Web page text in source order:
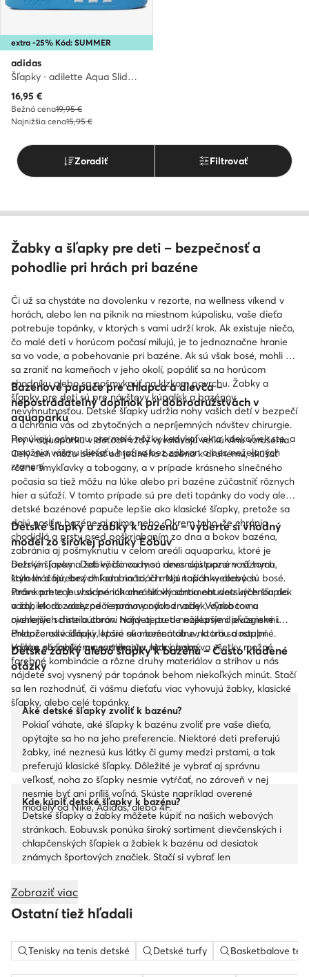
extra -25% Kód: SUMMER
adidas
Šľapky · adilette Aqua Slides Kids ID2621 · Modrá
Aktuálna cena
16,95 €
Bežná cena19,95 €
Najnižšia cena15,95 €
Zoradiť Filtrovať
Žabky a šľapky pre deti – bezpečnosť a
pohodlie pri hrách pri bazéne
Či už sa chystáte na dovolenku v rezorte, na wellness víkend v
horách, alebo len na piknik na miestnom kúpalisku, vaše dieťa
potrebuje topánky, v ktorých s vami udrží krok. Ak existuje niečo,
čo malé deti v horúcom počasí milujú, je to jednoznačne hranie
sa vo vode, a pobehovanie pri bazéne. Ak sú však bosé, mohli by
sa zraniť na kameňoch v jeho okolí, popáliť sa na horúcom
chodníku alebo sa pošmyknúť na klzkom povrchu. Žabky a
šľapky pre deti sú pre návštevy kúpalísk a bazénov
nevyhnutnosťou. Detské šľapky udržia nohy vašich detí v bezpečí
a uchránia vás od zbytočných a nepríjemných návštev chirurgie.
Ponúkajú ochranu pre malé nôžky kedykoľvek a kdekoľvek ste, a
umožnia vášmu dieťaťu hrať sa bez zábran a bez neželaných
zranení.
Bazénové papuče pre chlapca a dievča –
nepostrádateľný doplnok pri dobrodružstvách v
aquaparku
Hry v aquaparku v deťoch vždy vyvolávajú veľkú vlnu vzrušenia.
Celý deň môžu behať od jedného bazéna k druhému, skúšať
rôzne šmykľavky a tobogany, a v prípade krásneho slnečného
počasia sa tiež môžu na lúke alebo pri bazéne zúčastniť rôznych
hier a súťaží. V tomto prípade sú pre deti topánky do vody alebo
detské bazénové papuče lepšie ako klasické šľapky, pretože sa
dajú nosiť v bazéne aj mimo neho. Okrem toho, že chránia
chodidlá a prsty pred poškriabaním zo dna a bokov bazéna,
zabránia aj pošmyknutiu v celom areáli aquaparku, ktoré je
bežným javom. Deti väčšinou moc nevenujú pozornosť tomu,
kam kráčajú, bez ohľadu na to, či majú topánky alebo sú bosé.
Práve preto je vhodné ich chrániť vhodnou obuvou určenou do
vody, ktorá zabezpečí správny odvod vody. Vďaka tomu
rýchlejšie schne a chráni nohy aj pred neželanými pľuzgiermi.
Pretože odvodňujú lepšie ako bežná obuv, ktorá sa naplní
vodou, sú ľahšie a nevznikajú v nich plesne.
Detské šľapky a žabky k bazénu – vyberte si vhodný
model zo širokej ponuky Eobuv
Detské šľapky a žabky do vody sú dnes dostupné v rôznych
štýloch a farebných kombináciách. Na našich webových
stránkach eobuv.sk ponúkame široký sortiment detských šľapiek
a žabiek do vody od renomovaných značiek, výrobcov a
overených distribútorov. Nájdete tu tie najlepšie dievčenské i
chlapčenské šľapky, ktoré sú momentálne na trhu dostupné.
Vďaka obrovskému sortimentu, ktorý pokrýva všetky možné
farebné kombinácie a rôzne druhy materiálov a strihov u nás
nájdete svoj vysnený pár topánok behom niekoľkých minút. Stačí
sa len rozhodnúť, či vášmu dieťaťu viac vyhovujú žabky, klasické
šľapky, alebo celé topánky.
Detské žabky alebo šľapky k bazénu – Často kladené
otázky
Aké detské šľapky zvoliť k bazénu?
Pokiaľ váhate, aké šľapky k bazénu zvoliť pre vaše dieťa,
opýtajte sa ho na jeho preferencie. Niektoré deti preferujú
žabky, iné neznesú kus látky či gumy medzi prstami, a tak
preferujú klasické šľapky. Dôležité je vybrať aj správnu
veľkosť, noha zo šľapky nesmie vytŕčať, no zároveň v nej
nesmie byť ani príliš voľná. Skúste napríklad overené
modely od Nike, Adidas, alebo 4F.
Kde kúpiť detské šľapky k bazénu?
Detské šľapky a žabky môžete kúpiť na našich webových
stránkach. Eobuv.sk ponúka široký sortiment dievčenských i
chlapčenských šľapiek a žabiek k bazénu od desiatok
známych športových značiek. Stačí si vybrať len
Zobraziť viac
Ostatní tiež hľadali
Tenisky na tenis detské Detské turfy Basketbalove